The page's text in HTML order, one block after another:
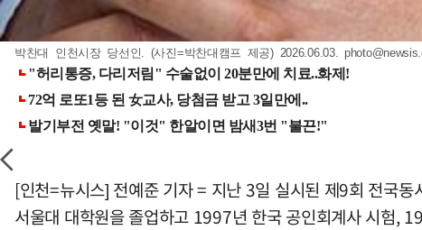
박찬대 인천시장 당선인. (사진=박찬대캠프 제공) 2026.06.03.
[인천=뉴시스] 전예준 기자 = 지난 3일 실시된 제9회 전국
서울대 대학원을 졸업하고 1997년 한국 공인회계사 시험,